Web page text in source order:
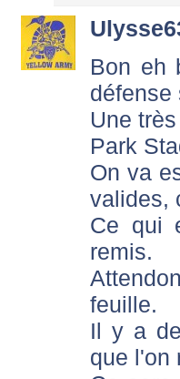
Bon eh
défense
Une
Park
On va
valides,
Ce qui
remis.
feuille.
Il y a
que l'on